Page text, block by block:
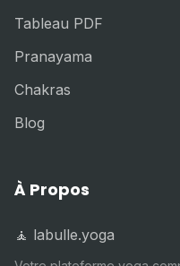
Tableau PDF
Pranayama
Chakras
Blog
À Propos
🧘 labulle.yoga